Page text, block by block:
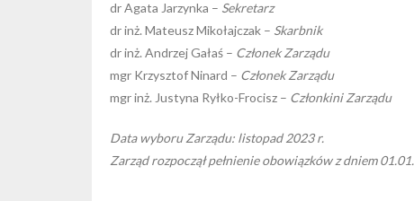
dr Agata Jarzynka – Sekretarz
dr inż. Mateusz Mikołajczak – Skarbnik
dr inż. Andrzej Gałaś – Członek Zarządu
mgr Krzysztof Ninard – Członek Zarządu
mgr inż. Justyna Ryłko-Frocisz – Członkini Zarządu
Data wyboru Zarządu: listopad 2023 r.
Zarząd rozpoczął pełnienie obowiązków z dniem